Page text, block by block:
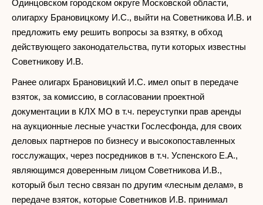
Одинцовском городском округе Московской области,
олигарху Брановицкому И.С., выйти на Советникова И.В. и
предложить ему решить вопросы за взятку, в обход
действующего законодательства, пути которых известны
Советникову И.В.
Ранее олигарх Брановицкий И.С. имел опыт в передаче
взяток, за комиссию, в согласовании проектной
документации в КЛХ МО в т.ч. переуступки прав аренды
на аукционные лесные участки Гослесфонда, для своих
деловых партнеров по бизнесу и высокопоставленных
госслужащих, через посредников в т.ч. Успенского Е.А.,
являющимся доверенным лицом Советникова И.В.,
который был тесно связан по другим «лесным делам», в
передаче взяток, которые Советников И.В. принимал